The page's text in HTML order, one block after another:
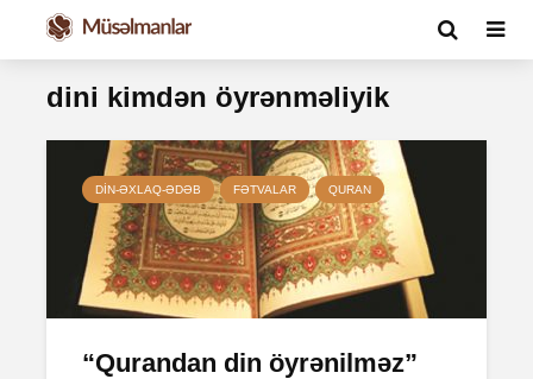
dini kimdən öyrənməliyik
DIN-ƏXLAQ-ƏDƏB FƏTVALAR QURAN
“Qurandan din öyrənilməz”